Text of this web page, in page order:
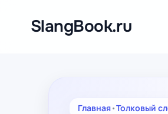
содержимомуSlangBook.ru
Главная•Толковый